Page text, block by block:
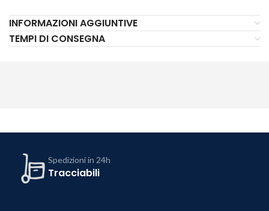
INFORMAZIONI AGGIUNTIVE
TEMPI DI CONSEGNA
Spedizioni in 24h
Tracciabili